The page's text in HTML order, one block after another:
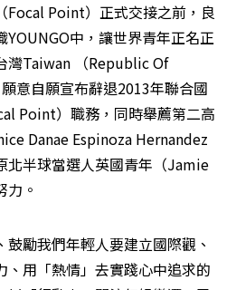
Focal Point）正式交接之前，良
中，讓世界青年正名正
灣Taiwan （Republic Of
意自願宣布辭退2013年聯合國
Point）職務，同時舉薦第二高
Danae Espinoza Hernandez
北半球當選人英國青年（Jamie
力。
勵我們年輕人要建立國際觀、
、用「熱情」去實踐心中追求的